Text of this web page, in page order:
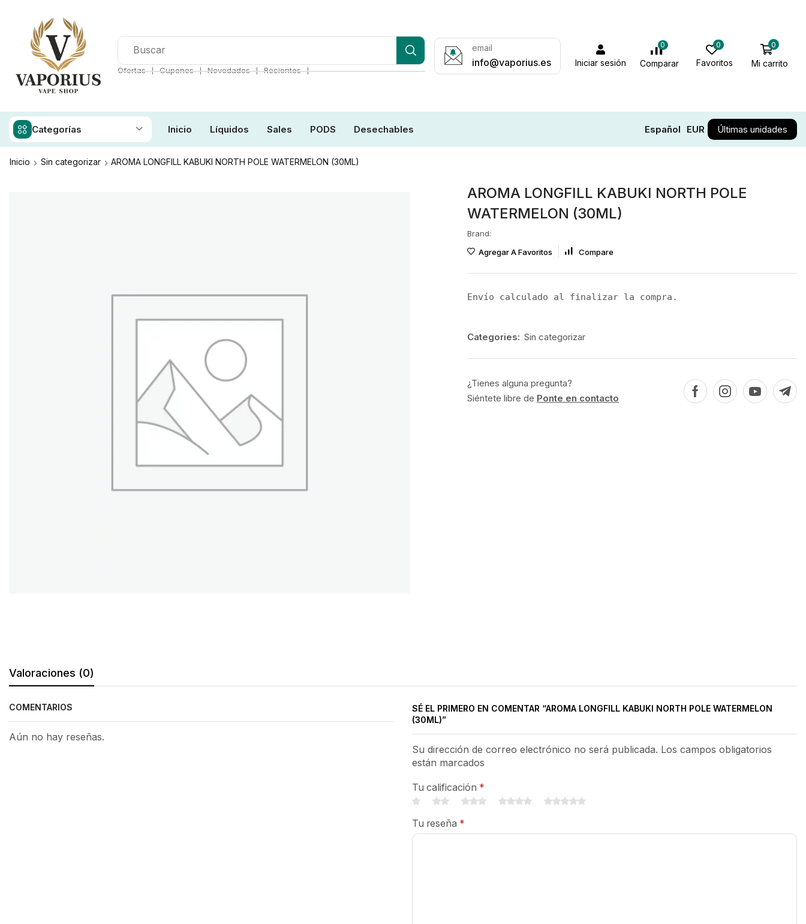
Ofertas ❘ Cupones ❘ Novedades ❘ Recientes ❘
email
info@vaporius.es Iniciar sesión
0
Comparar
0
Favoritos
0
Mi carrito
Categorías Inicio Líquidos Sales PODS Desechables Español EUR Últimas unidades
Inicio Sin categorizar AROMA LONGFILL KABUKI NORTH POLE WATERMELON (30ML)
AROMA LONGFILL KABUKI NORTH POLE
WATERMELON (30ML)
Brand:
Agregar A Favoritos
Compare
Envío calculado al finalizar la compra.
Categories: Sin categorizar
¿Tienes alguna pregunta?
Siéntete libre de Ponte en contacto
Valoraciones (0)
COMENTARIOS
Aún no hay reseñas.
SÉ EL PRIMERO EN COMENTAR “AROMA LONGFILL KABUKI NORTH POLE WATERMELON
(30ML)”
Su dirección de correo electrónico no será publicada. Los campos obligatorios
están marcados
Tu calificación *
Tu reseña *